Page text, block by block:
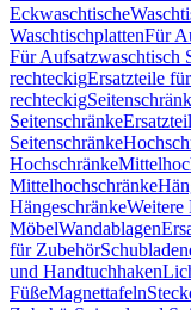
Eckwaschtische
WaschtischplattenFür
Für Aufsatzwaschtisch
rechteckigErsatzteile
rechteckig
Seitenschränke
Seitenschränke
Hochschränke
Mittelhochschränke
HängeschränkeWeitere
MöbelWandablagen
für Zubehör
und Handtuchhaken
FüßeMagnettafeln